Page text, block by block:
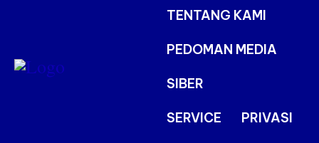
TENTANG KAMI
PEDOMAN MEDIA
SIBER
SERVICE PRIVASI